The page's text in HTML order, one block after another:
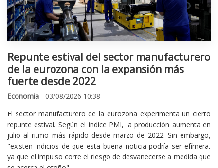
Repunte estival del sector manufacturero
de la eurozona con la expansión más
fuerte desde 2022
Economia - 03/08/2026 10:38
El sector manufacturero de la eurozona experimenta un cierto
repunte estival. Según el índice PMI, la producción aumenta en
julio al ritmo más rápido desde marzo de 2022. Sin embargo,
"existen indicios de que esta buena noticia podría ser efímera,
ya que el impulso corre el riesgo de desvanecerse a medida que